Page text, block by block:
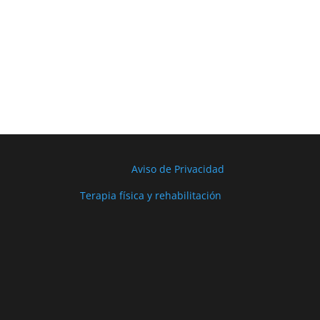
Aviso de Privacidad
Terapia física y rehabilitación